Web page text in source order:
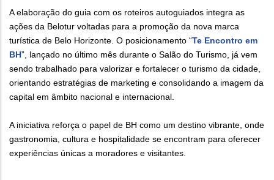
A elaboração do guia com os roteiros autoguiados integra as
ações da Belotur voltadas para a promoção da nova marca
turística de Belo Horizonte. O posicionamento “Te Encontro em
BH”, lançado no último mês durante o Salão do Turismo, já vem
sendo trabalhado para valorizar e fortalecer o turismo da cidade,
orientando estratégias de marketing e consolidando a imagem da
capital em âmbito nacional e internacional.
A iniciativa reforça o papel de BH como um destino vibrante, onde
gastronomia, cultura e hospitalidade se encontram para oferecer
experiências únicas a moradores e visitantes.